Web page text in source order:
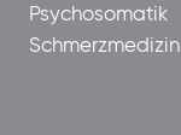
Psychosomatik
Schmerzmedizin